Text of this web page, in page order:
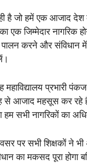
है जो हमें एक आजाद
एक जिम्मेदार
करने और संविधान में
महाविद्यालय
आजाद महसूस कर रहे है
हम सभी नागरिकों का
पर सभी शिक्षकों ने
का मकसद पूरा होगा